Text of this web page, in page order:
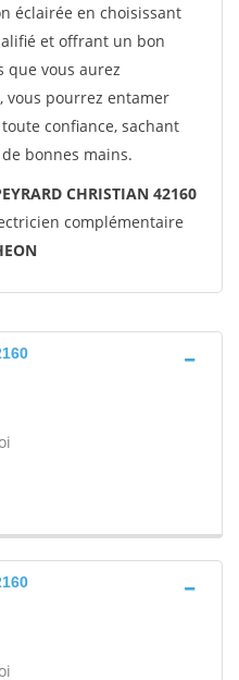
éclairée en choisissant
et offrant un bon
vous aurez
vous pourrez entamer
confiance, sachant
bonnes mains.
CHRISTIAN 42160
complémentaire